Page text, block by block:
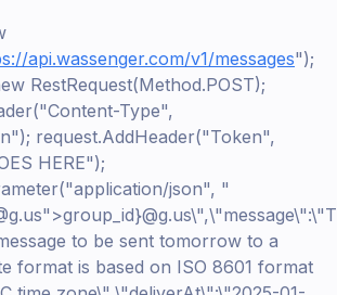
api.wassenger.com/v1/messages");
RestRequest(Method.POST);
Type",
request.AddHeader("Token",
HERE");
json", "
to be sent tomorrow to a
format is based on ISO 8601 format